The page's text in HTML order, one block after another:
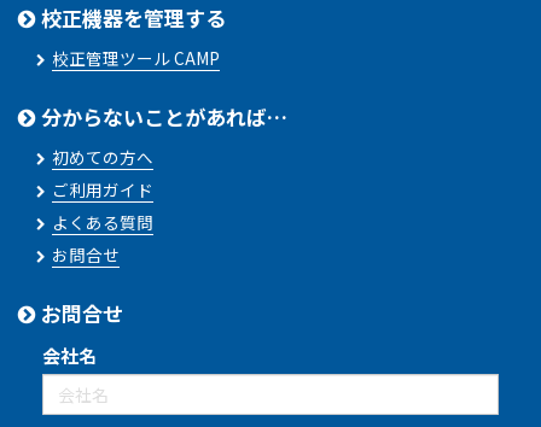
校正機器を管理する
校正管理ツール CAMP
分からないことがあれば…
初めての方へ
ご利用ガイド
よくある質問
お問合せ
お問合せ
会社名